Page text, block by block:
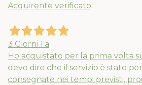
Acquirente verificato
3 Giorni Fa
Ho acquistato per la prima volta
devo dire che il servizio è stato
consegnate nei tempi previsti,